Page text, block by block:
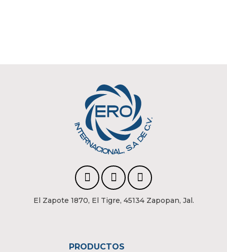
El Zapote 1870, El Tigre, 45134 Zapopan, Jal.
PRODUCTOS